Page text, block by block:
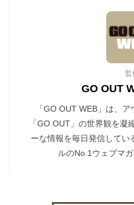
監
GO OUT
「GO OUT WEB」は、
「GO OUT」の世界観を凝
ーな情報を毎日発信してい
ルのNo.1ウェブマガ